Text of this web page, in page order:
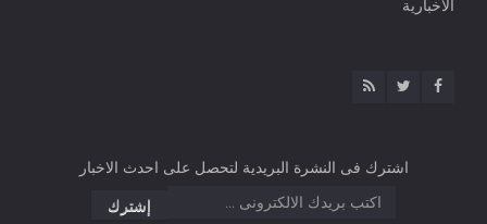
الاخبارية
اشترك فى النشرة البريدية لتحصل على احدث الاخبار